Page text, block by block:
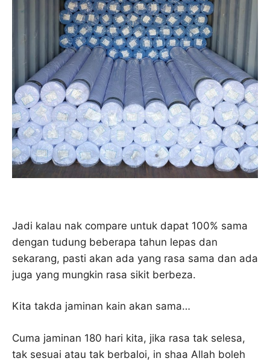
Jadi kalau nak compare untuk dapat 100% sama
dengan tudung beberapa tahun lepas dan
sekarang, pasti akan ada yang rasa sama dan ada
juga yang mungkin rasa sikit berbeza.
Kita takda jaminan kain akan sama…
Cuma jaminan 180 hari kita, jika rasa tak selesa,
tak sesuai atau tak berbaloi, in shaa Allah boleh